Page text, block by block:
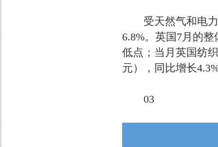
受天然气和电力
6.8%。英国7月的
低点；当月英国纺
元），同比增长
03